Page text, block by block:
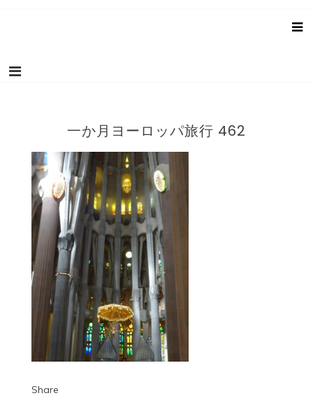
一か月ヨーロッパ旅行 462
Share